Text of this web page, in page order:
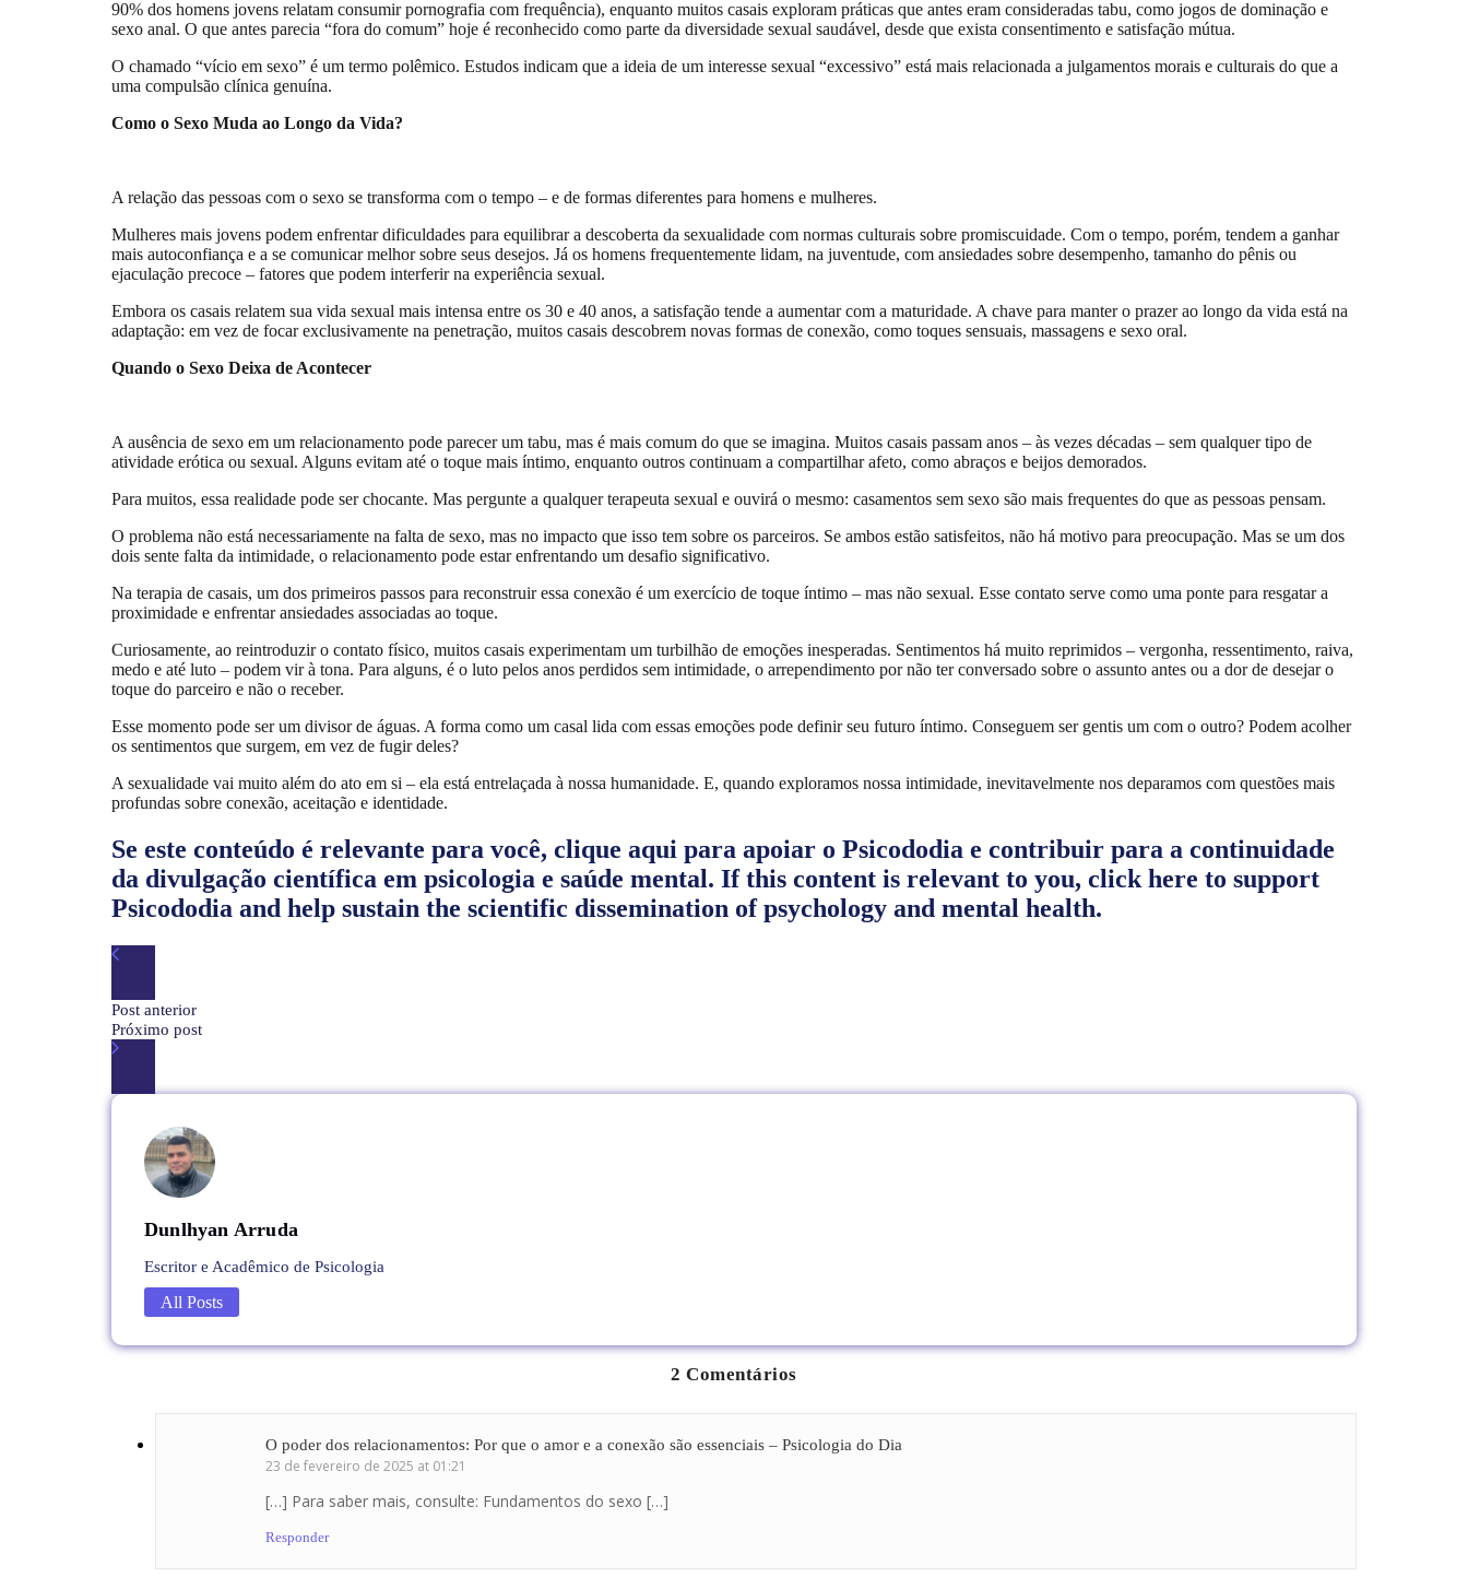
90% dos homens jovens relatam consumir pornografia com frequência), enquanto muitos casais exploram práticas que antes eram consideradas tabu, como jogos de dominação e
sexo anal. O que antes parecia “fora do comum” hoje é reconhecido como parte da diversidade sexual saudável, desde que exista consentimento e satisfação mútua.
O chamado “vício em sexo” é um termo polêmico. Estudos indicam que a ideia de um interesse sexual “excessivo” está mais relacionada a julgamentos morais e culturais do que a
uma compulsão clínica genuína.
Como o Sexo Muda ao Longo da Vida?
A relação das pessoas com o sexo se transforma com o tempo – e de formas diferentes para homens e mulheres.
Mulheres mais jovens podem enfrentar dificuldades para equilibrar a descoberta da sexualidade com normas culturais sobre promiscuidade. Com o tempo, porém, tendem a ganhar
mais autoconfiança e a se comunicar melhor sobre seus desejos. Já os homens frequentemente lidam, na juventude, com ansiedades sobre desempenho, tamanho do pênis ou
ejaculação precoce – fatores que podem interferir na experiência sexual.
Embora os casais relatem sua vida sexual mais intensa entre os 30 e 40 anos, a satisfação tende a aumentar com a maturidade. A chave para manter o prazer ao longo da vida está na
adaptação: em vez de focar exclusivamente na penetração, muitos casais descobrem novas formas de conexão, como toques sensuais, massagens e sexo oral.
Quando o Sexo Deixa de Acontecer
A ausência de sexo em um relacionamento pode parecer um tabu, mas é mais comum do que se imagina. Muitos casais passam anos – às vezes décadas – sem qualquer tipo de
atividade erótica ou sexual. Alguns evitam até o toque mais íntimo, enquanto outros continuam a compartilhar afeto, como abraços e beijos demorados.
Para muitos, essa realidade pode ser chocante. Mas pergunte a qualquer terapeuta sexual e ouvirá o mesmo: casamentos sem sexo são mais frequentes do que as pessoas pensam.
O problema não está necessariamente na falta de sexo, mas no impacto que isso tem sobre os parceiros. Se ambos estão satisfeitos, não há motivo para preocupação. Mas se um dos
dois sente falta da intimidade, o relacionamento pode estar enfrentando um desafio significativo.
Na terapia de casais, um dos primeiros passos para reconstruir essa conexão é um exercício de toque íntimo – mas não sexual. Esse contato serve como uma ponte para resgatar a
proximidade e enfrentar ansiedades associadas ao toque.
Curiosamente, ao reintroduzir o contato físico, muitos casais experimentam um turbilhão de emoções inesperadas. Sentimentos há muito reprimidos – vergonha, ressentimento, raiva,
medo e até luto – podem vir à tona. Para alguns, é o luto pelos anos perdidos sem intimidade, o arrependimento por não ter conversado sobre o assunto antes ou a dor de desejar o
toque do parceiro e não o receber.
Esse momento pode ser um divisor de águas. A forma como um casal lida com essas emoções pode definir seu futuro íntimo. Conseguem ser gentis um com o outro? Podem acolher
os sentimentos que surgem, em vez de fugir deles?
A sexualidade vai muito além do ato em si – ela está entrelaçada à nossa humanidade. E, quando exploramos nossa intimidade, inevitavelmente nos deparamos com questões mais
profundas sobre conexão, aceitação e identidade.
Se este conteúdo é relevante para você, clique aqui para apoiar o Psicododia e contribuir para a continuidade
da divulgação científica em psicologia e saúde mental. If this content is relevant to you, click here to support
Psicododia and help sustain the scientific dissemination of psychology and mental health.
Post anterior
Próximo post
Dunlhyan Arruda
Escritor e Acadêmico de Psicologia
All Posts
2 Comentários
O poder dos relacionamentos: Por que o amor e a conexão são essenciais – Psicologia do Dia
23 de fevereiro de 2025 at 01:21
[…] Para saber mais, consulte: Fundamentos do sexo […]
Responder